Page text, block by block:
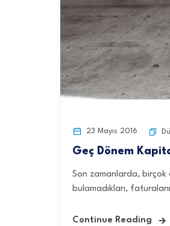
23 Mayıs 2016
Geç Dönem
Son zamanlarda, birçok
bulamadıkları,
Continue Reading